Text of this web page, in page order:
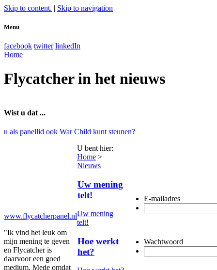
Skip to content. | Skip to navigation
Menu
facebook twitter linkedIn
Home
Flycatcher in het nieuws
Wist u dat ...
u als panellid ook War Child kunt steunen?
www.flycatcherpanel.nl
"Ik vind het leuk om
mijn mening te geven
en Flycatcher is
daarvoor een goed
medium. Mede omdat
U bent hier:
Home >
Nieuws
Uw mening
telt!
Uw mening
telt!
Hoe werkt
het?
E-mailadres
Wachtwoord